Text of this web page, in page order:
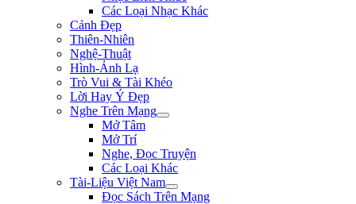
Các Loại Nhạc Khác
Cảnh Đẹp
Thiên-Nhiên
Nghệ-Thuật
Hình-Ảnh Lạ
Trò Vui & Tài Khéo
Lời Hay Ý Đẹp
Nghe Trên Mạng
Mở Tâm
Mở Trí
Nghe, Đọc Truyện
Các Loại Khác
Tài-Liệu Việt Nam
Đọc Sách Trên Mạng